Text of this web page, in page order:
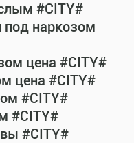
#CITY#
под наркозом
цена #CITY#
цена #CITY#
#CITY#
#CITY#
#CITY#